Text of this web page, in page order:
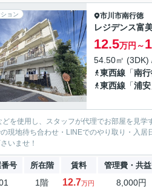
ョン 市川市南行徳
レジデンス富
12.5万円～
54.50㎡ (3DK)
東西線 「南
東西線 「浦安
どを使用し、スタッフが代理でお部屋を見学
現地待ち合わせ・LINEでのやり取り・入
いませ！
号 所在階 賃料 管理費・共
1階 12.7万円 8,000円